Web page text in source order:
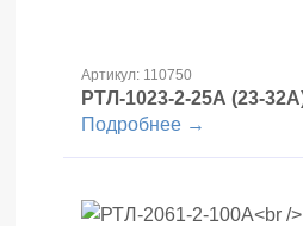
Артикул: 110750
РТЛ-1023-2-25А (23-
Подробнее →